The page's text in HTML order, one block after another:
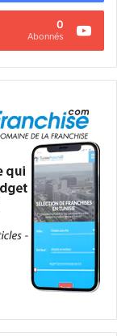
0
Abonnés